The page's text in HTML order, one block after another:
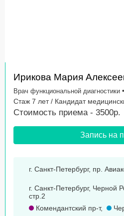
Ирикова Мария
Врач функциональной диагностики •
Стаж 7 лет / Кандидат
Стоимость приема - 3500р.
Запись на
г. Санкт-Петербург, пр.
г. Санкт-Петербург, Черной
стр.2
Комендантский пр-т,